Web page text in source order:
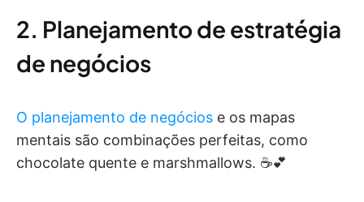
2. Planejamento de estratégia
de negócios
O planejamento de negócios e os mapas
mentais são combinações perfeitas, como
chocolate quente e marshmallows. ☕️💕